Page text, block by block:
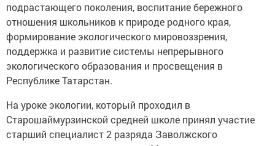
подрастающего поколения, воспитание бережного
отношения школьников к природе родного края,
формирование экологического мировоззрения,
поддержка и развитие системы непрерывного
экологического образования и просвещения в
Республике Татарстан.
На уроке экологии, который проходил в
Старошаймурзинской средней школе принял участие
старший специалист 2 разряда Заволжского